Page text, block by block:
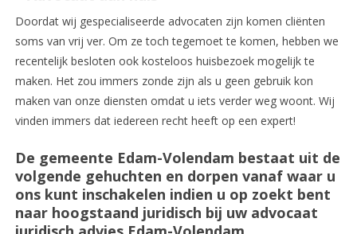
Doordat wij gespecialiseerde advocaten zijn komen cliënten
soms van vrij ver. Om ze toch tegemoet te komen, hebben we
recentelijk besloten ook kosteloos huisbezoek mogelijk te
maken. Het zou immers zonde zijn als u geen gebruik kon
maken van onze diensten omdat u iets verder weg woont. Wij
vinden immers dat iedereen recht heeft op een expert!
De gemeente Edam-Volendam bestaat uit de
volgende gehuchten en dorpen vanaf waar u
ons kunt inschakelen indien u op zoekt bent
naar hoogstaand juridisch bij uw advocaat